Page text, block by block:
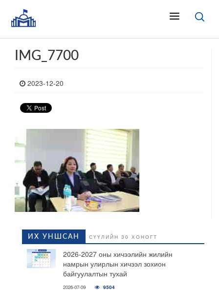
IMG_7700
2023-12-20
ИХ УНШСАН СҮҮЛИЙН 30 ХОНОГТ
2026-2027 оны хичээлийн жилийн
намрын улирлын хичээл зохион
байгуулалтын тухай
2026-07-09 9504